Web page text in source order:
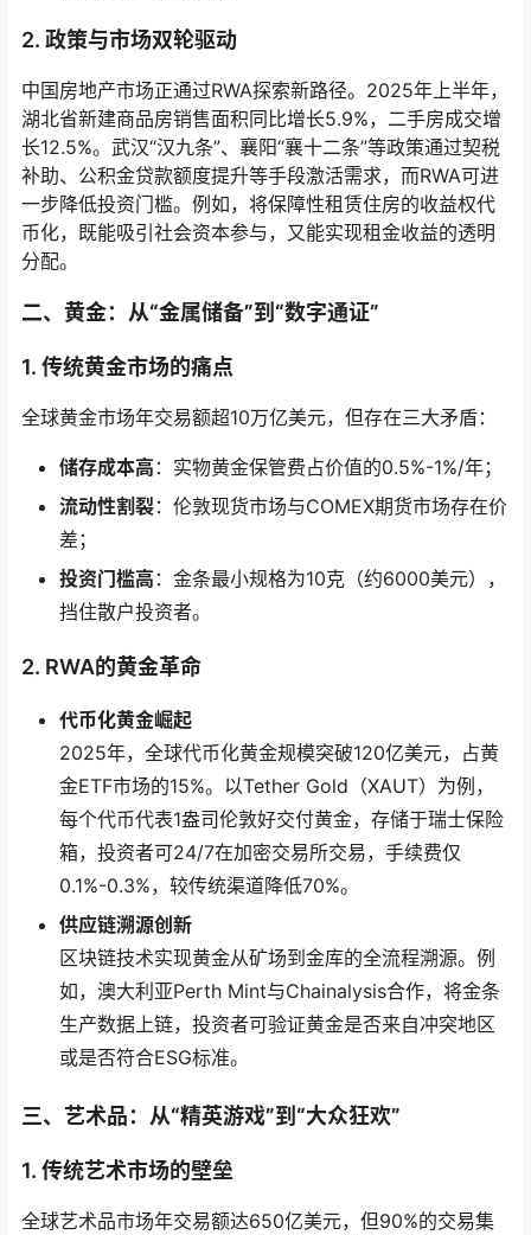
2. 政策与市场双轮驱动
中国房地产市场正通过RWA探索新路径。2025年上半年，
湖北省新建商品房销售面积同比增长5.9%，二手房成交增
长12.5%。武汉“汉九条”、襄阳“襄十二条”等政策通过契税
补助、公积金贷款额度提升等手段激活需求，而RWA可进
一步降低投资门槛。例如，将保障性租赁住房的收益权代
币化，既能吸引社会资本参与，又能实现租金收益的透明
分配。
二、黄金：从“金属储备”到“数字通证”
1. 传统黄金市场的痛点
全球黄金市场年交易额超10万亿美元，但存在三大矛盾：
储存成本高 ：实物黄金保管费占价值的0.5%-1%/年；
流动性割裂：伦敦现货市场与COMEX期货市场存在价
差；
投资门槛高 ：金条最小规格为10克（约6000美元），
挡住散户投资者。
2. RWA的黄金革命
代币化黄金崛起
2025年，全球代币化黄金规模突破120亿美元，占黄
金ETF市场的15%。以Tether Gold（XAUT）为例，
每个代币代表1盎司伦敦好交付黄金，存储于瑞士保险
箱，投资者可24/7在加密交易所交易，手续费仅
0.1%-0.3%，较传统渠道降低70%。
供应链溯源创新
区块链技术实现黄金从矿场到金库的全流程溯源。例
如，澳大利亚Perth Mint与Chainalysis合作，将金条
生产数据上链，投资者可验证黄金是否来自冲突地区
或是否符合ESG标准。
三、艺术品：从“精英游戏”到“大众狂欢”
1. 传统艺术市场的壁垒
全球艺术品市场年交易额达650亿美元，但90%的交易集